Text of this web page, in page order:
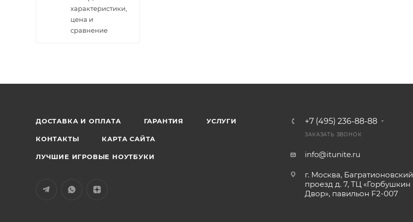
характеристики,
цена и
сравнение
ДОСТАВКА И ОПЛАТА ГАРАНТИЯ УСЛУГИ
КОНТАКТЫ КАРТА САЙТА
ЛУЧШИЕ ИГРОВЫЕ НОУТБУКИ
+7 (495) 236-88-88
ЗАКАЗАТЬ ЗВОНОК
info@itunite.ru
г. Москва, Багратионовский
проезд д. 7, ТЦ «Горбушкин
Двор», павильон F2-007